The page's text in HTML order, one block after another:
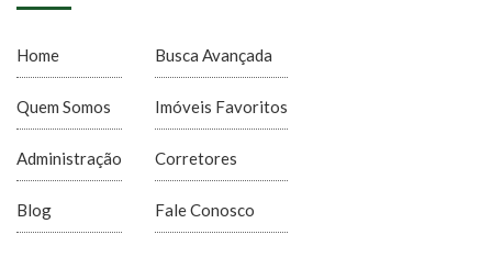
Home
Quem Somos
Administração
Blog
Busca Avançada
Imóveis Favoritos
Corretores
Fale Conosco